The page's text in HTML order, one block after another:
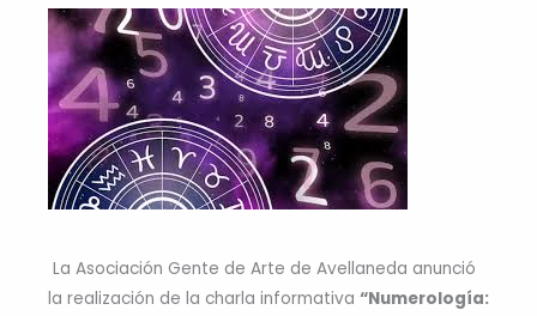
La Asociación Gente de Arte de Avellaneda anunció
la realización de la charla informativa “Numerología: